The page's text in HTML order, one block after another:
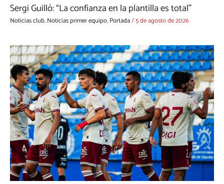
Sergi Guilló: “La confianza en la plantilla es total”
Noticias club,Noticias primer equipo,Portada/5 de agosto de 2026